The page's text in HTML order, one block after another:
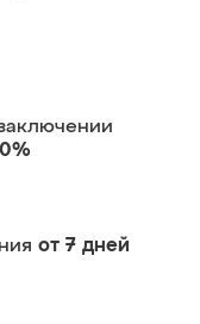
от 7 дней